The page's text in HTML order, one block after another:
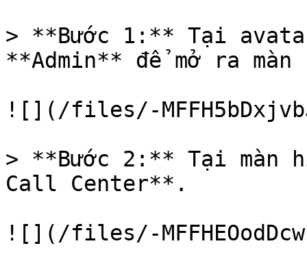
> **Bước 1:** Tại
**Admin** để mở ra
![](/files/-
> **Bước 2:** Tại màn
Call Center**.
![](/files/-